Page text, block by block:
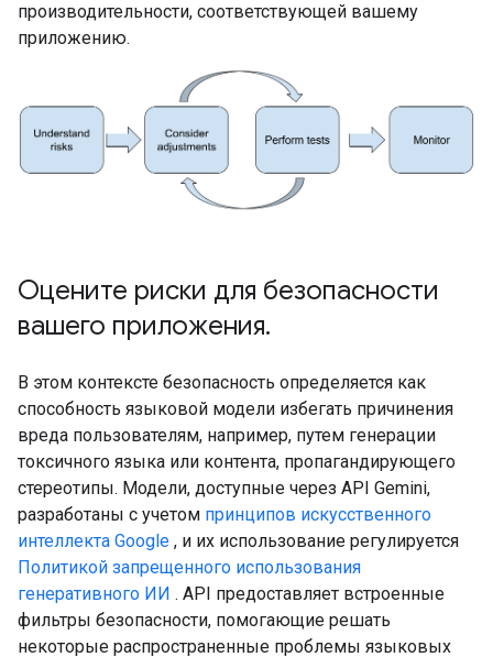
производительности, соответствующей вашему
приложению.
Оцените риски для безопасности
вашего приложения.
В этом контексте безопасность определяется как
способность языковой модели избегать причинения
вреда пользователям, например, путем генерации
токсичного языка или контента, пропагандирующего
стереотипы. Модели, доступные через API Gemini,
разработаны с учетом принципов искусственного
интеллекта Google , и их использование регулируется
Политикой запрещенного использования
генеративного ИИ . API предоставляет встроенные
фильтры безопасности, помогающие решать
некоторые распространенные проблемы языковых